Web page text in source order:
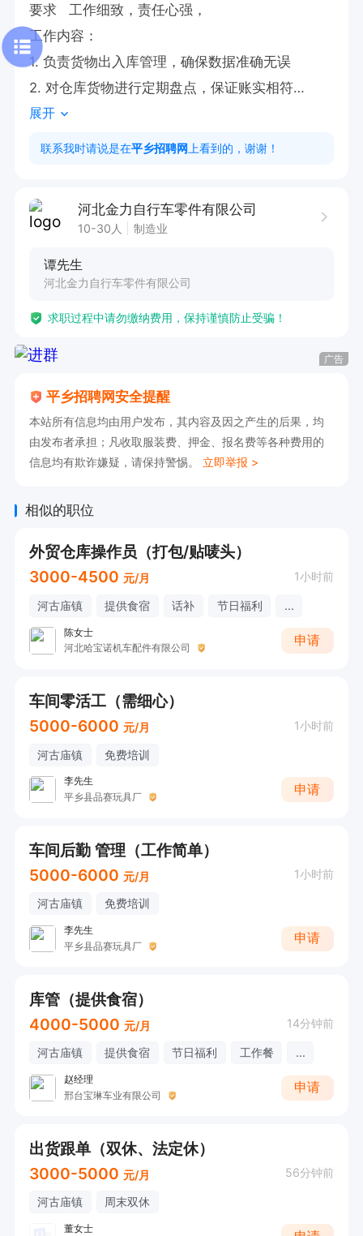
要求   工作细致，责任心强，
工作内容：
1. 负责货物出入库管理，确保数据准确无误
2. 对仓库货物进行定期盘点，保证账实相符
有意者直接电话联系
展开
联系我时请说是在平乡招聘网 上看到的，谢谢！
河北金力自行车零件有限公司
10-30人 制造业
谭先生
河北金力自行车零件有限公司
求职过程中请勿缴纳费用，保持谨慎防止受骗！
广告
平乡招聘网安全提醒
本站所有信息均由用户发布，其内容及因之产生的后果，均
由发布者承担；凡收取服装费、押金、报名费等各种费用的
信息均有欺诈嫌疑，请保持警惕。 立即举报 >
相似的职位
外贸仓库操作员（打包/贴唛头）
3000-4500 元/月 1小时前
河古庙镇 提供食宿 话补 节日福利 ...
陈女士
河北哈宝诺机车配件有限公司
申请
车间零活工（需细心）
5000-6000 元/月 1小时前
河古庙镇 免费培训
李先生
平乡县品赛玩具厂
申请
车间后勤 管理（工作简单）
5000-6000 元/月 1小时前
河古庙镇 免费培训
李先生
平乡县品赛玩具厂
申请
库管（提供食宿）
4000-5000 元/月 14分钟前
河古庙镇 提供食宿 节日福利 工作餐 ...
赵经理
邢台宝琳车业有限公司
申请
出货跟单（双休、法定休）
3000-5000 元/月 56分钟前
河古庙镇 周末双休
董女士